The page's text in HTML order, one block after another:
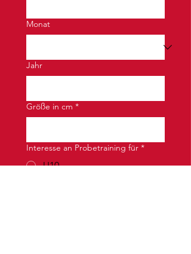
Monat
Jahr
Größe in cm *
Interesse an Probetraining für *
U10